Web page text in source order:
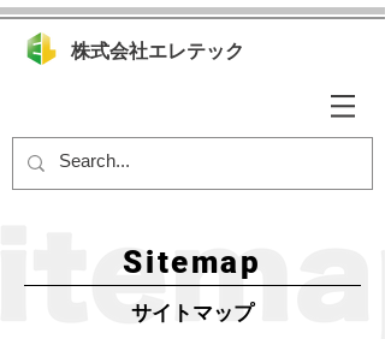
株式会社エレテック
Sitemap
サイトマップ